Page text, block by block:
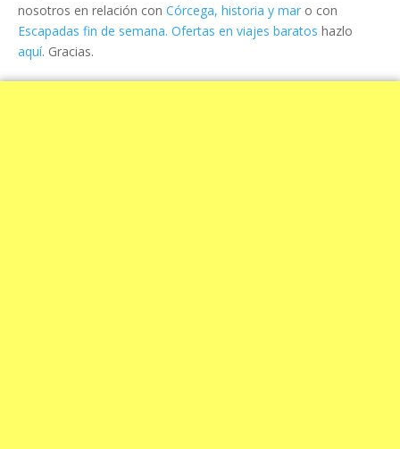
nosotros en relación con Córcega, historia y mar o con
Escapadas fin de semana. Ofertas en viajes baratos hazlo
aquí. Gracias.